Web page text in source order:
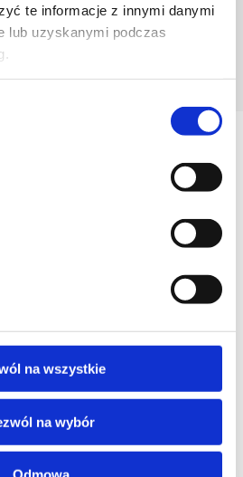
te informacje z innymi danymi
lub uzyskanymi podczas
na wszystkie
na wybór